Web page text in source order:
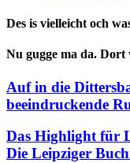
Des is vielleicht och
Nu gugge ma da. Dort
Auf in die
beeindruckende
Das Highlight für
Die Leipziger